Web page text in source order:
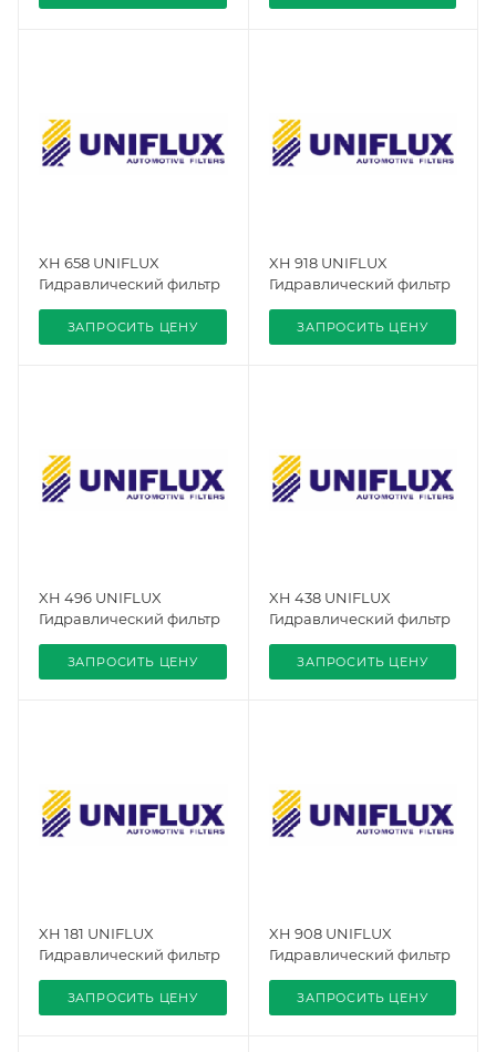
XH 658 UNIFLUX
Гидравлический фильтр
ЗАПРОСИТЬ ЦЕНУ
XH 918 UNIFLUX
Гидравлический фильтр
ЗАПРОСИТЬ ЦЕНУ
XH 496 UNIFLUX
Гидравлический фильтр
ЗАПРОСИТЬ ЦЕНУ
XH 438 UNIFLUX
Гидравлический фильтр
ЗАПРОСИТЬ ЦЕНУ
XH 181 UNIFLUX
Гидравлический фильтр
ЗАПРОСИТЬ ЦЕНУ
XH 908 UNIFLUX
Гидравлический фильтр
ЗАПРОСИТЬ ЦЕНУ